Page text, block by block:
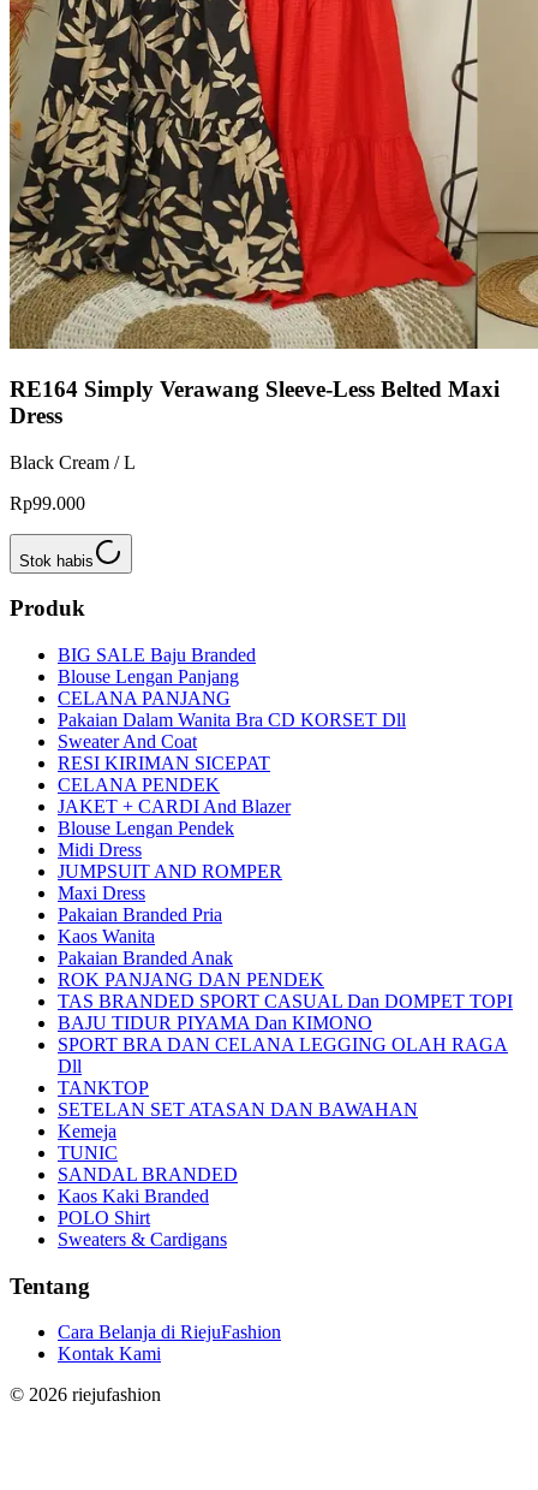
RE164 Simply Verawang Sleeve-Less Belted Maxi
Dress
Black Cream / L
Rp99.000
Stok habis
Produk
BIG SALE Baju Branded
Blouse Lengan Panjang
CELANA PANJANG
Pakaian Dalam Wanita Bra CD KORSET Dll
Sweater And Coat
RESI KIRIMAN SICEPAT
CELANA PENDEK
JAKET + CARDI And Blazer
Blouse Lengan Pendek
Midi Dress
JUMPSUIT AND ROMPER
Maxi Dress
Pakaian Branded Pria
Kaos Wanita
Pakaian Branded Anak
ROK PANJANG DAN PENDEK
TAS BRANDED SPORT CASUAL Dan DOMPET TOPI
BAJU TIDUR PIYAMA Dan KIMONO
SPORT BRA DAN CELANA LEGGING OLAH RAGA
Dll
TANKTOP
SETELAN SET ATASAN DAN BAWAHAN
Kemeja
TUNIC
SANDAL BRANDED
Kaos Kaki Branded
POLO Shirt
Sweaters & Cardigans
Tentang
Cara Belanja di RiejuFashion
Kontak Kami
© 2026 riejufashion